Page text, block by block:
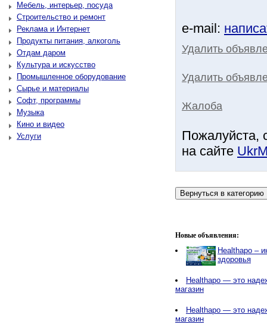
Мебель, интерьер, посуда
Строительство и ремонт
Реклама и Интернет
Продукты питания, алкоголь
Отдам даром
Культура и искусство
Промышленное оборудование
Сырье и материалы
Софт, программы
Музыка
Кино и видео
Услуги
e-mail:
Удалить
Удалить
Жалоба
Пожалуйста,
на сайте
Новые объявления:
Healthapo –
здоровья
Healthapo — это
магазин
Healthapo — это
магазин